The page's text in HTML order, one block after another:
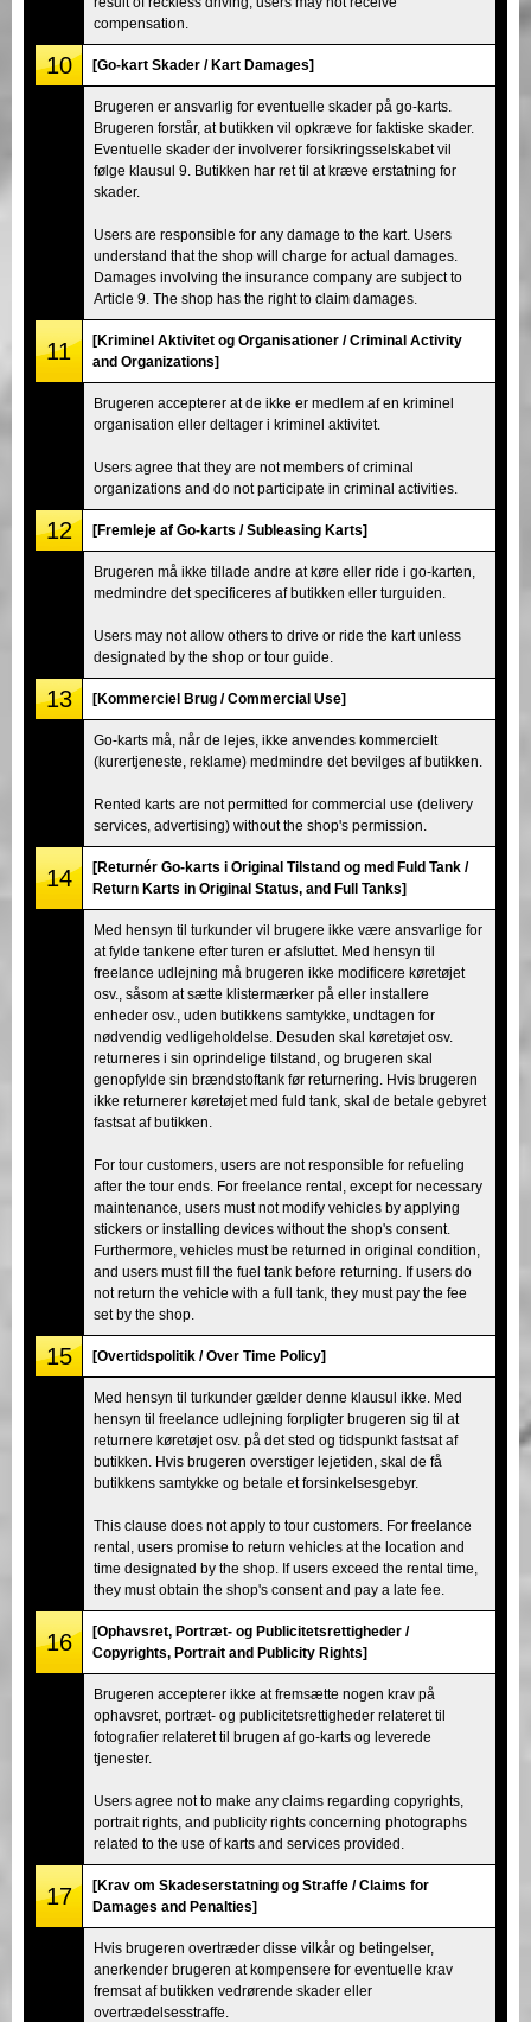
compensation.
10 [Go-kart Skader / Kart Damages]
Brugeren er ansvarlig for eventuelle skader på go-karts.
Brugeren forstår, at butikken vil opkræve for faktiske skader.
Eventuelle skader der involverer forsikringsselskabet vil
følge klausul 9. Butikken har ret til at kræve erstatning for
skader.
Users are responsible for any damage to the kart. Users
understand that the shop will charge for actual damages.
Damages involving the insurance company are subject to
Article 9. The shop has the right to claim damages.
11
[Kriminel Aktivitet og Organisationer / Criminal Activity
and Organizations]
Brugeren accepterer at de ikke er medlem af en kriminel
organisation eller deltager i kriminel aktivitet.
Users agree that they are not members of criminal
organizations and do not participate in criminal activities.
12 [Fremleje af Go-karts / Subleasing Karts]
Brugeren må ikke tillade andre at køre eller ride i go-karten,
medmindre det specificeres af butikken eller turguiden.
Users may not allow others to drive or ride the kart unless
designated by the shop or tour guide.
13 [Kommerciel Brug / Commercial Use]
Go-karts må, når de lejes, ikke anvendes kommercielt
(kurertjeneste, reklame) medmindre det bevilges af butikken.
Rented karts are not permitted for commercial use (delivery
services, advertising) without the shop's permission.
14
[Returnér Go-karts i Original Tilstand og med Fuld Tank /
Return Karts in Original Status, and Full Tanks]
Med hensyn til turkunder vil brugere ikke være ansvarlige for
at fylde tankene efter turen er afsluttet. Med hensyn til
freelance udlejning må brugeren ikke modificere køretøjet
osv., såsom at sætte klistermærker på eller installere
enheder osv., uden butikkens samtykke, undtagen for
nødvendig vedligeholdelse. Desuden skal køretøjet osv.
returneres i sin oprindelige tilstand, og brugeren skal
genopfylde sin brændstoftank før returnering. Hvis brugeren
ikke returnerer køretøjet med fuld tank, skal de betale gebyret
fastsat af butikken.
For tour customers, users are not responsible for refueling
after the tour ends. For freelance rental, except for necessary
maintenance, users must not modify vehicles by applying
stickers or installing devices without the shop's consent.
Furthermore, vehicles must be returned in original condition,
and users must fill the fuel tank before returning. If users do
not return the vehicle with a full tank, they must pay the fee
set by the shop.
15 [Overtidspolitik / Over Time Policy]
Med hensyn til turkunder gælder denne klausul ikke. Med
hensyn til freelance udlejning forpligter brugeren sig til at
returnere køretøjet osv. på det sted og tidspunkt fastsat af
butikken. Hvis brugeren overstiger lejetiden, skal de få
butikkens samtykke og betale et forsinkelsesgebyr.
This clause does not apply to tour customers. For freelance
rental, users promise to return vehicles at the location and
time designated by the shop. If users exceed the rental time,
they must obtain the shop's consent and pay a late fee.
16
[Ophavsret, Portræt- og Publicitetsrettigheder /
Copyrights, Portrait and Publicity Rights]
Brugeren accepterer ikke at fremsætte nogen krav på
ophavsret, portræt- og publicitetsrettigheder relateret til
fotografier relateret til brugen af go-karts og leverede
tjenester.
Users agree not to make any claims regarding copyrights,
portrait rights, and publicity rights concerning photographs
related to the use of karts and services provided.
17
[Krav om Skadeserstatning og Straffe / Claims for
Damages and Penalties]
Hvis brugeren overtræder disse vilkår og betingelser,
anerkender brugeren at kompensere for eventuelle krav
fremsat af butikken vedrørende skader eller
overtrædelsesstraffe.